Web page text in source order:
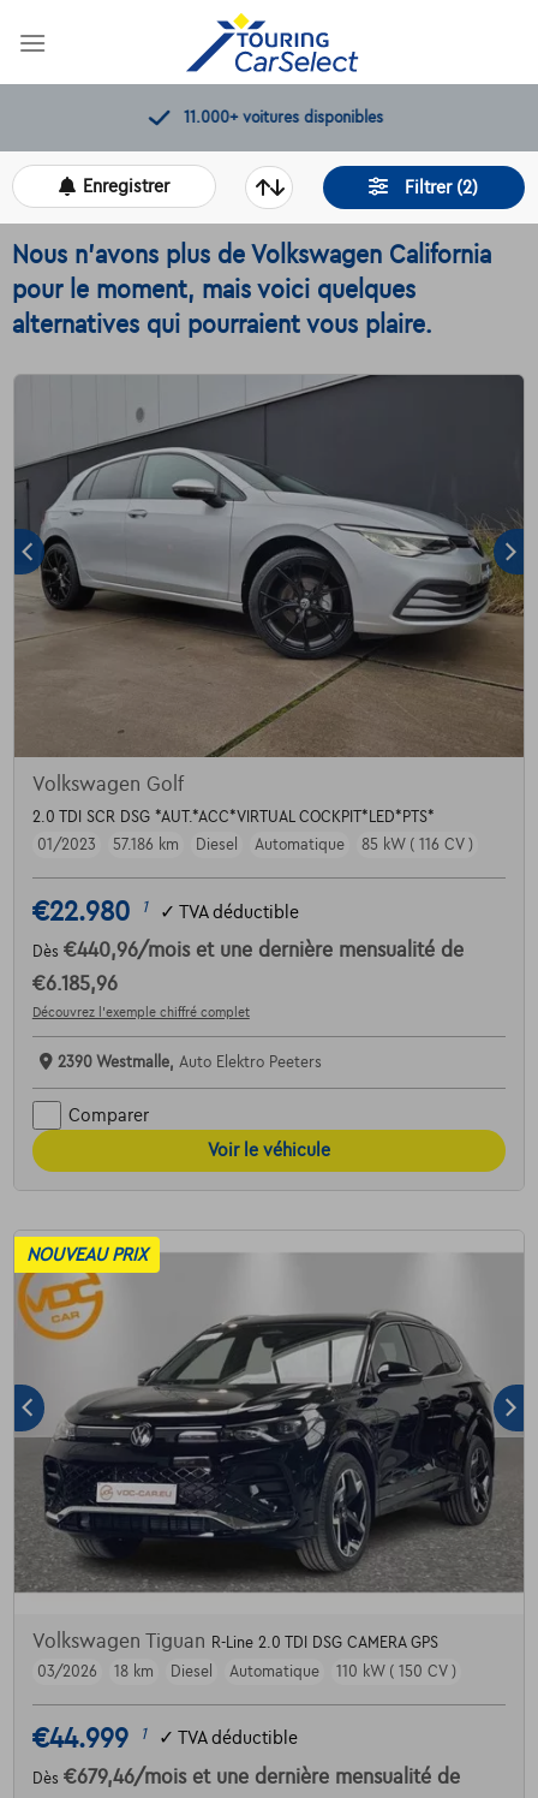
11.000+voitures disponibles
Filtrer (2)
Enregistrer
Nous n'avons plus de Volkswagen California
pour le moment, mais voici quelques
alternatives qui pourraient vous plaire.
Volkswagen Golf
2.0 TDI SCR DSG *AUT.*ACC*VIRTUAL COCKPIT*LED*PTS*
01/2023
57.186 km Diesel Automatique 85 kW ( 116 CV )
€22.980 1 ✓ TVA déductible
Dès €440,96/mois et une dernière mensualité de
€6.185,96
Découvrez l’exemple chiffré complet
2390 Westmalle, Auto Elektro Peeters
Comparer
Voir le véhicule
NOUVEAU PRIX
Volkswagen Tiguan R-Line 2.0 TDI DSG CAMERA GPS
03/2026
18 km Diesel Automatique 110 kW ( 150 CV )
€44.999 1 ✓ TVA déductible
Dès €679,46/mois et une dernière mensualité de